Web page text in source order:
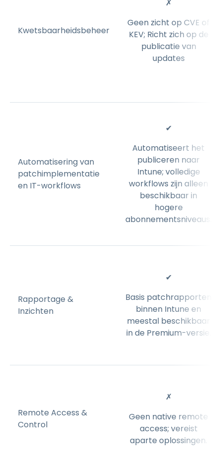
Kwetsbaarheidsbeheer
✗
Geen zicht op CVE of
KEV; Richt zich op de
publicatie van
updates
Automatisering van
patchimplementatie
en IT-workflows
✔
Automatiseert het
publiceren naar
Intune; volledige
workflows zijn alleen
beschikbaar in
hogere
abonnementsniveaus.
Rapportage &
Inzichten
✔
Basis patchrapporten
binnen Intune en
meestal beschikbaar
in de Premium-versie.
Remote Access &
Control
✗
Geen native remote
access; vereist
aparte oplossingen.